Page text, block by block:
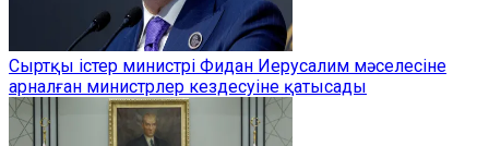
Сыртқы істер министрі Фидан Иерусалим мәселесіне
арналған министрлер кездесуіне қатысады